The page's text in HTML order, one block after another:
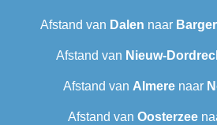
Afstand van Dalen naar
Afstand van Nieuw-
Afstand van Almere naar
Afstand van Oosterzee